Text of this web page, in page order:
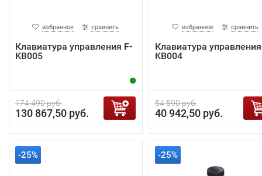
избранное сравнить
Клавиатура управления F-
KB005
174 490 руб.
130 867,50 руб.
избранное сравнить
Клавиатура
KB004
54 590 руб.
40 942,50 руб.
-25% -25%